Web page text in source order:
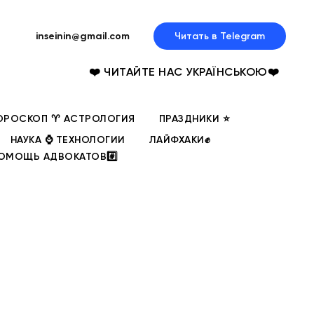
inseinin@gmail.com Читать в Telegram
❤️ ЧИТАЙТЕ НАС УКРАЇНСЬКОЮ❤️
♈ АСТРОЛОГИЯ
ПРАЗДНИКИ ⭐
НАУКА ⌚ ТЕХНОЛОГИИ
ЛАЙФХАКИ✊
АДВОКАТОВ#️⃣